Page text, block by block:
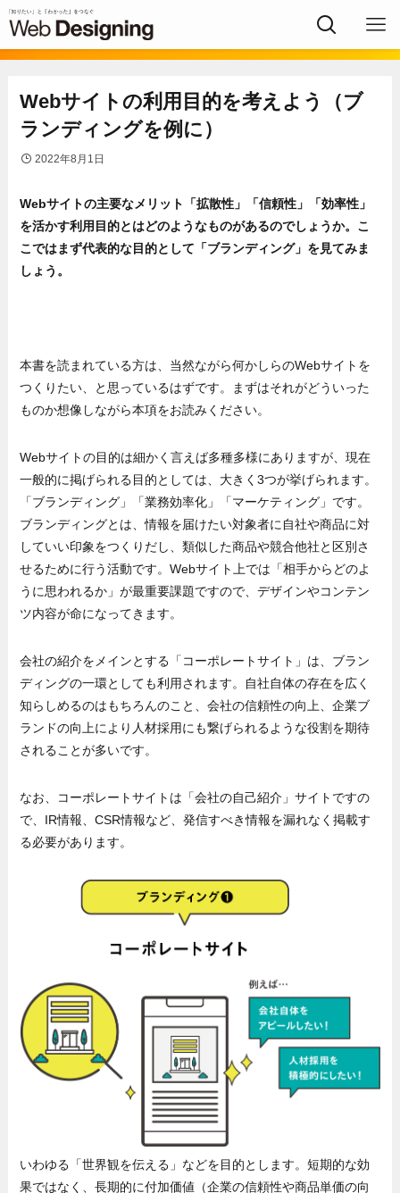
Webサイトの利用目的を考えよう（ブ
ランディングを例に）
2022年8月1日
Webサイトの主要なメリット「拡散性」「信頼性」「効率性」
を活かす利用目的とはどのようなものがあるのでしょうか。こ
こではまず代表的な目的として「ブランディング」を見てみま
しょう。
本書を読まれている方は、当然ながら何かしらのWebサイトを
つくりたい、と思っているはずです。まずはそれがどういった
ものか想像しながら本項をお読みください。
Webサイトの目的は細かく言えば多種多様にありますが、現在
一般的に掲げられる目的としては、大きく3つが挙げられます。
「ブランディング」「業務効率化」「マーケティング」です。
ブランディングとは、情報を届けたい対象者に自社や商品に対
していい印象をつくりだし、類似した商品や競合他社と区別さ
せるために行う活動です。Webサイト上では「相手からどのよ
うに思われるか」が最重要課題ですので、デザインやコンテン
ツ内容が命になってきます。
会社の紹介をメインとする「コーポレートサイト」は、ブラン
ディングの一環としても利用されます。自社自体の存在を広く
知らしめるのはもちろんのこと、会社の信頼性の向上、企業ブ
ランドの向上により人材採用にも繋げられるような役割を期待
されることが多いです。
なお、コーポレートサイトは「会社の自己紹介」サイトですの
で、IR情報、CSR情報など、発信すべき情報を漏れなく掲載す
る必要があります。
いわゆる「世界観を伝える」などを目的とします。短期的な効
果ではなく、長期的に付加価値（企業の信頼性や商品単価の向